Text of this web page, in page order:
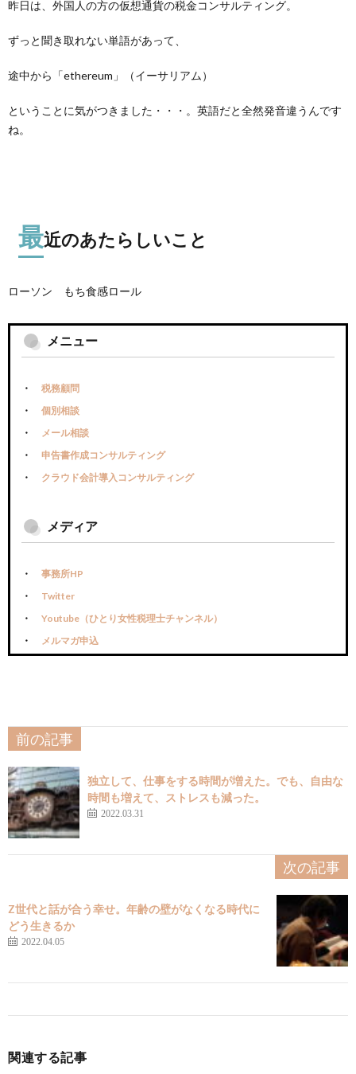
昨日は、外国人の方の仮想通貨の税金コンサルティング。
ずっと聞き取れない単語があって、
途中から「ethereum」（イーサリアム）
ということに気がつきました・・・。英語だと全然発音違うんです
ね。
最近のあたらしいこと
ローソン もち食感ロール
メニュー
税務顧問
個別相談
メール相談
申告書作成コンサルティング
クラウド会計導入コンサルティング
メディア
事務所HP
Twitter
Youtube（ひとり女性税理士チャンネル）
メルマガ申込
前の記事
独立して、仕事をする時間が増えた。でも、自由な
時間も増えて、ストレスも減った。
2022.03.31
次の記事
Z世代と話が合う幸せ。年齢の壁がなくなる時代に
どう生きるか
2022.04.05
関連する記事